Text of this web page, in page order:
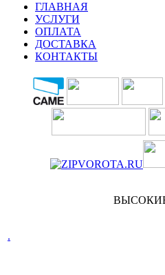
ГЛАВНАЯ
УСЛУГИ
ОПЛАТА
ДОСТАВКА
КОНТАКТЫ
ВЫСОКИЕ
.